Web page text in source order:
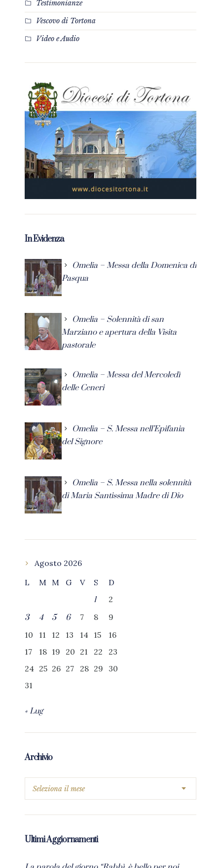
Testimonianze
Vescovo di Tortona
Video e Audio
In Evidenza
Omelia – Messa della Domenica di
Pasqua
Omelia – Solennità di san
Marziano e apertura della Visita
pastorale
Omelia – Messa del Mercoledì
delle Ceneri
Omelia – S. Messa nell’Epifania
del Signore
Omelia – S. Messa nella solennità
di Maria Santissima Madre di Dio
Agosto 2026
L
M M G V S
D
1
2
3
4 5 6 7 8
9
10
11 12 13 14 15
16
17
18 19 20 21 22
23
24 25 26 27 28 29
30
31
« Lug
Archivio
Ultimi Aggiornamenti